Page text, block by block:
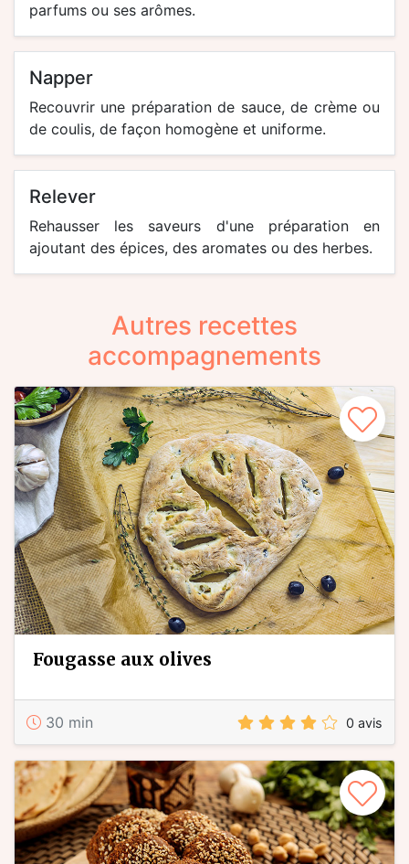
parfums ou ses arômes.
napper
Recouvrir une préparation de sauce, de crème ou
de coulis, de façon homogène et uniforme.
relever
Rehausser les saveurs d'une préparation en
ajoutant des épices, des aromates ou des herbes.
Autres recettes
accompagnements
fougasse aux olives
30 min 0 avis